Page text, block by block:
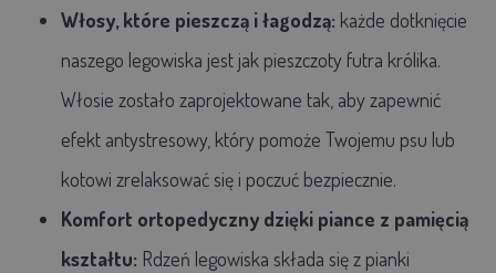
Włosy, które pieszczą i łagodzą: każde dotknięcie
naszego legowiska jest jak pieszczoty futra królika.
Włosie zostało zaprojektowane tak, aby zapewnić
efekt antystresowy, który pomoże Twojemu psu lub
kotowi zrelaksować się i poczuć bezpiecznie.
Komfort ortopedyczny dzięki piance z pamięcią
kształtu: Rdzeń legowiska składa się z pianki